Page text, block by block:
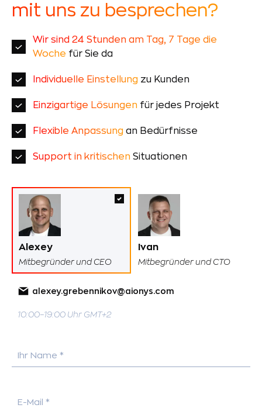
mit uns zu besprechen?
Wir sind 24 Stunden am Tag, 7 Tage die
Woche für Sie da
Individuelle Einstellung zu Kunden
Einzigartige Lösungen für jedes Projekt
Flexible Anpassung an Bedürfnisse
Support in kritischen Situationen
Alexey
Mitbegründer und CEO
Ivan
Mitbegründer und CTO
alexey.grebennikov@aionys.com
10:00–19:00 Uhr GMT+2
Ihr Name *
E-Mail *